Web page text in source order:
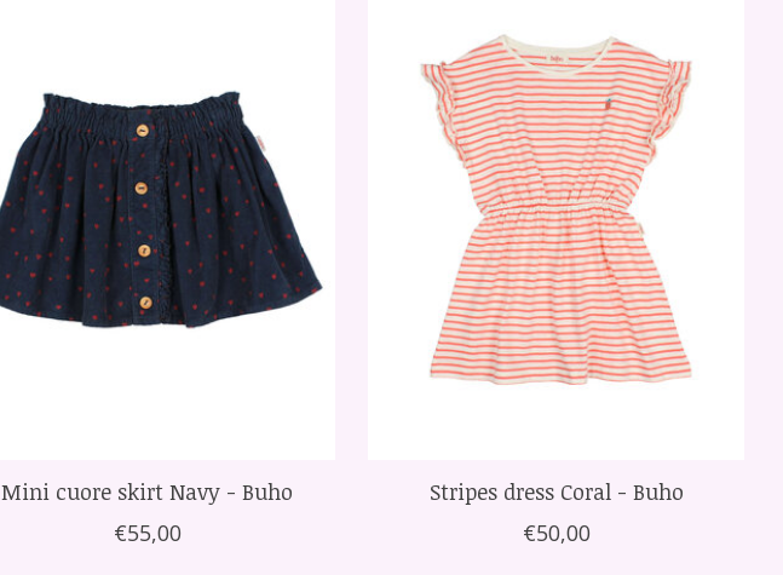
Mini cuore skirt Navy - Buho
€55,00
Stripes dress Coral - Buho
€50,00